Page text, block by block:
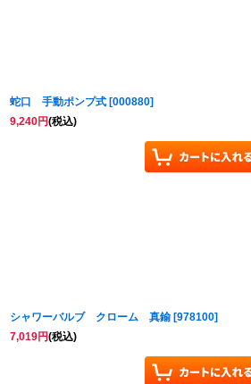
蛇口 手動ポンプ式 [000880]
9,240円(税込)
シャワーバルブ クローム 真鍮 [978100]
7,019円(税込)